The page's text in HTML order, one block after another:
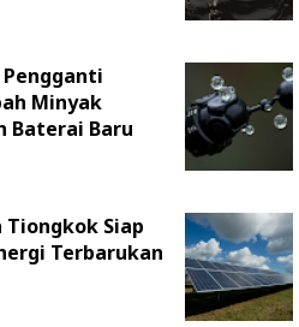
Minyak
Baterai Baru
Tiongkok Siap
Terbarukan